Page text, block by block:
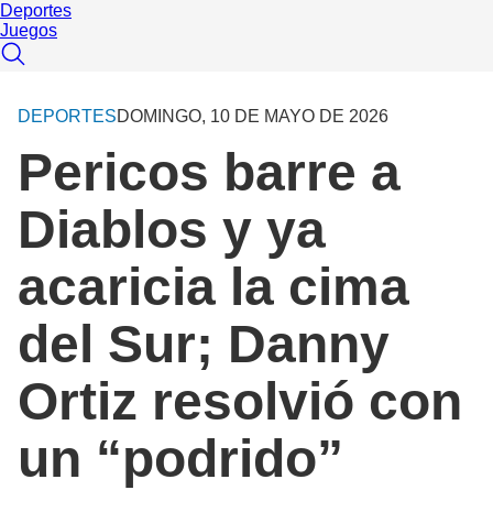
Deportes
Juegos
DEPORTESDOMINGO, 10 DE MAYO DE 2026
Pericos barre a
Diablos y ya
acaricia la cima
del Sur; Danny
Ortiz resolvió con
un “podrido”